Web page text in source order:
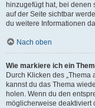
hinzugefügt hat, bei denen
auf der Seite sichtbar
du weitere Informationen
Nach oben
Wie markiere ich ein
Durch Klicken des
kannst du das Thema
holen. Wenn du den
möglicherweise deaktiviert